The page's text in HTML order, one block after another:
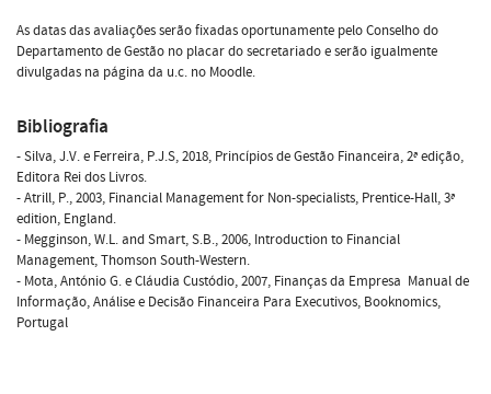
As datas das avaliações serão fixadas oportunamente pelo Conselho do
Departamento de Gestão no placar do secretariado e serão igualmente
divulgadas na página da u.c. no Moodle.
Bibliografia
- Silva, J.V. e Ferreira, P.J.S, 2018, Princípios de Gestão Financeira, 2ª edição,
Editora Rei dos Livros.
- Atrill, P., 2003, Financial Management for Non-specialists, Prentice-Hall, 3ª
edition, England.
- Megginson, W.L. and Smart, S.B., 2006, Introduction to Financial
Management, Thomson South-Western.
- Mota, António G. e Cláudia Custódio, 2007, Finanças da Empresa  Manual de
Informação, Análise e Decisão Financeira Para Executivos, Booknomics,
Portugal